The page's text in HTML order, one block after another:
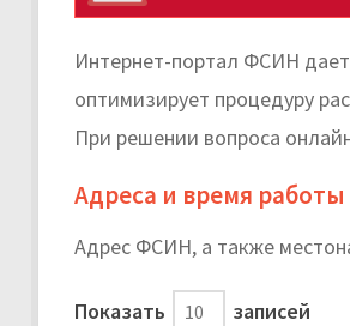
Интернет-портал ФСИН
оптимизирует процедуру
При решении вопроса
Адреса и время
Адрес ФСИН, а также
Показать записей